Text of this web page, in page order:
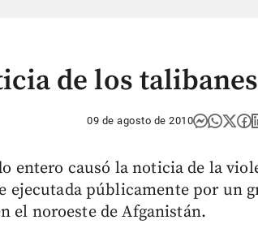
de los talibanes
09 de agosto de 2010
entero causó la noticia de la
ejecutada públicamente por un
el noroeste de Afganistán.